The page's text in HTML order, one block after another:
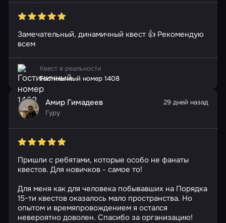
Замечательный, динамичный квест 👍 Рекомендую
всем
Квест в реальности
Гостиничный номер 1408
Амир Гимадеев
Гуру
29 дней назад
Пришли с ребятами, которые особо не фанаты
квестов. Для новичков - самое то!
Для меня как для человека побывавших на Порядка
15-ти квестов оказалось мало пространства. Но
опытом и времяпровождением я остался
невероятно доволен. Спасибо за организацию!